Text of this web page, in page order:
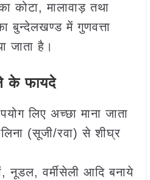
कोटा, मालावाड़ तथा
बुन्देलखण्ड में गुणवत्ता
जाता है।
के फायदे
लिए अच्छा माना जाता
(सूजी/रवा) से शीघ्र
नूडल, वर्मीसेली आदि बनाये